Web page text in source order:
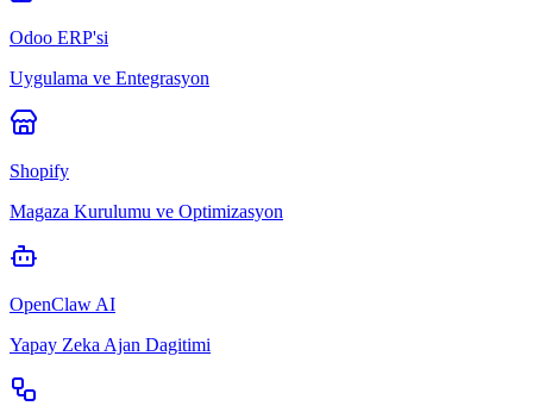
Odoo ERP'si
Uygulama ve Entegrasyon
Shopify
Magaza Kurulumu ve Optimizasyon
OpenClaw AI
Yapay Zeka Ajan Dagitimi